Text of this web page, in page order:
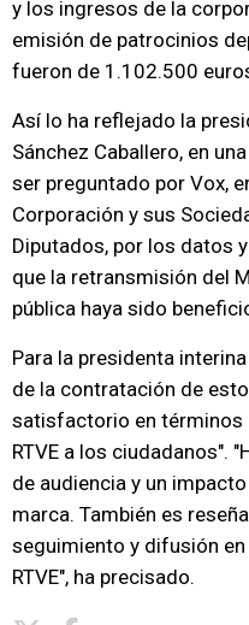
y los ingresos de la
emisión de patrocinios
fueron de 1.102.500
Así lo ha reflejado la
Sánchez Caballero, en
ser preguntado por Vox,
Corporación y sus
Diputados, por los datos
que la retransmisión del
pública haya sido
Para la presidenta
de la contratación de
satisfactorio en términos
RTVE a los ciudadanos".
de audiencia y un
marca. También es
seguimiento y difusión
RTVE", ha precisado.